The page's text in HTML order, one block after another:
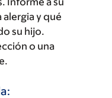
y qué
su hijo.
o una